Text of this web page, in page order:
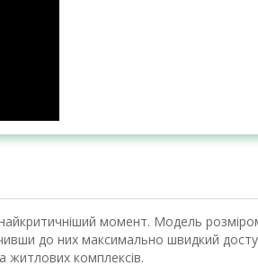
момент. Модель
до них максимально швидкий
житлових комплексів.